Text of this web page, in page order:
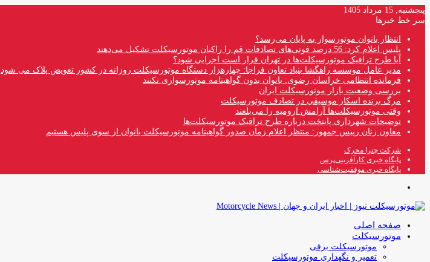
پنجشنبه, 15 مرداد 1405
سر خط خبرها
انتظار بانوان موتورسوار به پایان می‌رسد؟
پلیس اعلام کرد: 56 درصد فوتی‌های تصادفات قم را راکبان موتورسیکلت تشکیل می‌دهند
آیا طرح ترافیک موتورسیکلت‌ها در تهران قرار است اجرایی شود؟
مدیر عامل موسسه راهگشا بنیاد تعاون فراجا: چهارهزار دستگاه موتورسیکلت روزانه در کشور تعویض پلاک می شود
فرمانده انتظامی خراسان رضوی: بانوان بدون گواهینامه موتورسواری نکنند
بررسی وضعیت بازار موتورسیکلت ایران
مرگ برنده اسکار موسیقی در تصادف موتورسیکلت
وقتی موتورسیکلت‌ها آرامش ارومیه را می‌بلعند
توضیحات شهرداری پایتخت درباره طرح ترافیک موتورسیکلت‌ها
معاون زنان رییس جمهور: منتظر اعلام زمان صدور گواهینامه موتورسیکلت بانوان از سوی پلیس هستیم
شرکت چترا محرک
پایگاه خبری کارآفرینی‌پرس
پایگاه خبری موفقیت‌شناسی
صفحه اصلی
موتورسیکلت
موتورسیکلت برقی
تعمیر و نگهداری موتورسیکلت